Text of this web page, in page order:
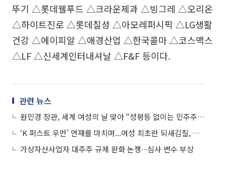
뚜기 △롯데웰푸드 △크라운제과 △빙그레 △오리온
△하이트진로 △롯데칠성 △아모레퍼시픽 △LG생활
건강 △에이피알 △애경산업 △한국콜마 △코스맥스
△LF △신세계인터내셔날 △F&F 등이다.
관련 뉴스
원민경 장관, 세계 여성의 날 맞아 “성평등 없이는 민주주의 발전도 없다”
‘K 퍼스트 우먼’ 연재를 마치며...여성 최초란 되새김질, 그들은 사실 원치 않았다
가상자산사업자 대주주 규제 완화 논쟁∙∙∙심사 변수 부상